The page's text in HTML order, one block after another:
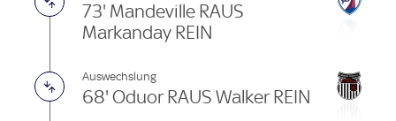
73' Mandeville RAUS
Markanday REIN
Auswechslung
68' Oduor RAUS Walker REIN